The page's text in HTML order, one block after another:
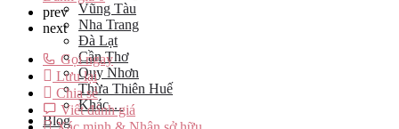
Vũng Tàu
Nha Trang
Đà Lạt
Cần Thơ
Quy Nhơn
Thừa Thiên Huế
Khác…
Blog
prev
next
Gọi ngay
Lưu lại
Chia sẻ
Viết đánh giá